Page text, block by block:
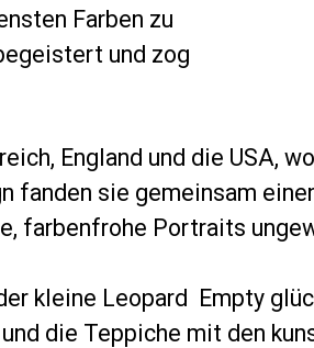
Farben zu
und zog
England und die USA,
fanden sie gemeinsam
farbenfrohe Portraits
kleine Leopard Empty
die Teppiche mit den